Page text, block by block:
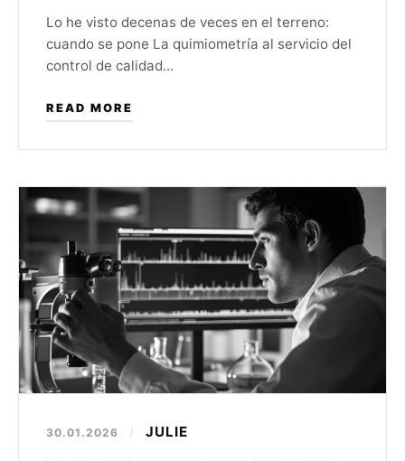
Lo he visto decenas de veces en el terreno:
cuando se pone La quimiometría al servicio del
control de calidad...
READ MORE
30.01.2026 / JULIE